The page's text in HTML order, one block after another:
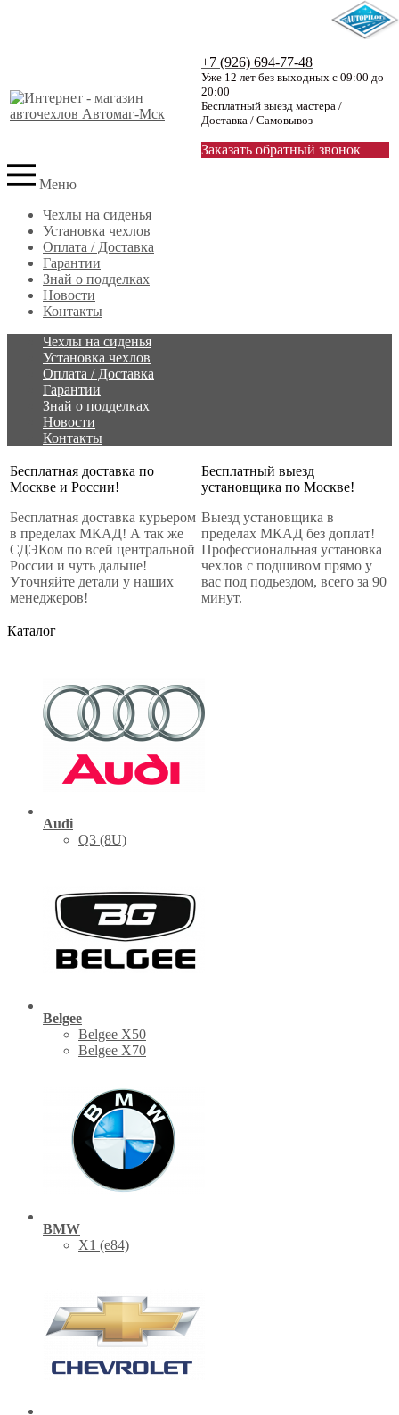
+7 (926) 694-77-48
Уже 12 лет без выходных с 09:00 до
20:00
Бесплатный выезд мастера /
Доставка / Самовывоз
Заказать обратный звонок
Меню
Чехлы на сиденья
Установка чехлов
Оплата / Доставка
Гарантии
Знай о подделках
Новости
Контакты
Чехлы на сиденья
Установка чехлов
Оплата / Доставка
Гарантии
Знай о подделках
Новости
Контакты
Бесплатная доставка по
Москве и России!
Бесплатная доставка курьером
в пределах МКАД! А так же
СДЭКом по всей центральной
России и чуть дальше!
Уточняйте детали у наших
менеджеров!
Бесплатный выезд
установщика по Москве!
Выезд установщика в
пределах МКАД без доплат!
Профессиональная установка
чехлов с подшивом прямо у
вас под подьездом, всего за 90
минут.
Каталог
Audi
Q3 (8U)
Belgee
Belgee X50
Belgee X70
BMW
X1 (е84)